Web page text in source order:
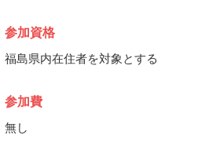
参加資格
福島県内在住者を対象とする
参加費
無し